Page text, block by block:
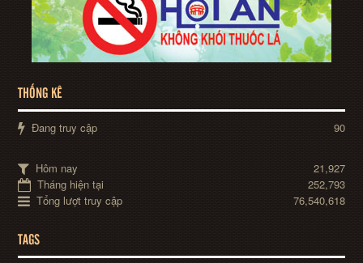
THỐNG KÊ
Đang truy cập 90
Hôm nay
21,927
Tháng hiện tại
252,793
Tổng lượt truy cập
76,540,618
TAGS